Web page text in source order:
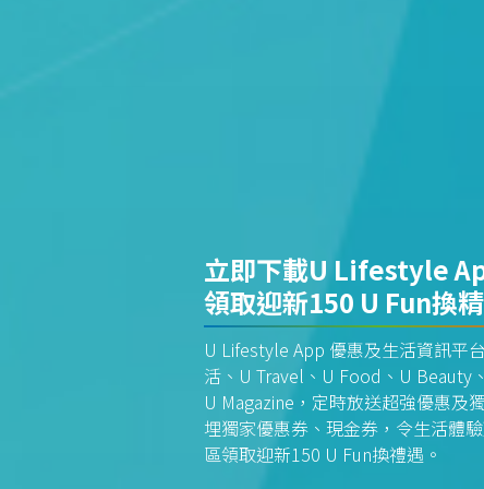
立即下載U Lifestyle
領取迎新150 U Fun換
U Lifestyle App 優惠及生活資訊平
活、U Travel、U Food、U Beauty
U Magazine，定時放送超強優惠及
埋獨家優惠券、現金券，令生活體
區領取迎新150 U Fun換禮遇。